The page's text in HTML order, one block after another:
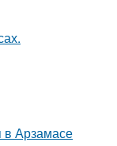
в Арзамасе